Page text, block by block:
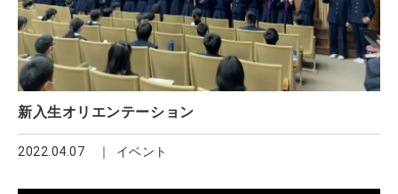
新入生オリエンテーション
2022.04.07 イベント